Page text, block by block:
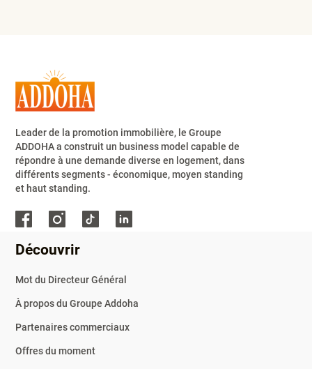
Leader de la promotion immobilière, le Groupe
ADDOHA a construit un business model capable de
répondre à une demande diverse en logement, dans
différents segments - économique, moyen standing
et haut standing.
Découvrir
Mot du Directeur Général
à propos du Groupe Addoha
Partenaires commerciaux
Offres du moment